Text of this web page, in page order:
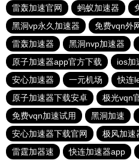
雷轰加速官网
蚂蚁加速器
黑洞vp永久加速器
免费vqn外
雷轰加速器
黑洞nvp加速器
原子加速器app官方下载
ios加
安心加速器
一元机场
快连
原子加速器下载安卓
极光vqn
免费vqn加速试用
黑洞加速
安心加速器下载官网
极风加速
雷霆加器速
快连加速器app